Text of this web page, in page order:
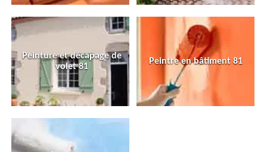
Peinture et décapage de
volet 81
Peintre en bâtiment 81